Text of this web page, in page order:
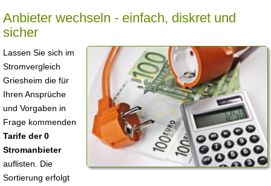
Anbieter wechseln - einfach, diskret und
sicher
Lassen Sie sich im
Stromvergleich
Griesheim die für
Ihren Ansprüche
und Vorgaben in
Frage kommenden
Tarife der 0
Stromanbieter
auflisten. Die
Sortierung erfolgt